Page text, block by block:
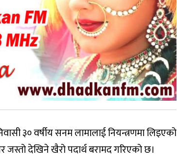
३० वर्षीय सनम लामालाई नियन्त्रणमा लिइएको
जस्तो देखिने खैरो पदार्थ बरामद गरिएको छ।